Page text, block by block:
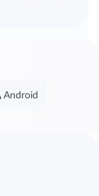
Android